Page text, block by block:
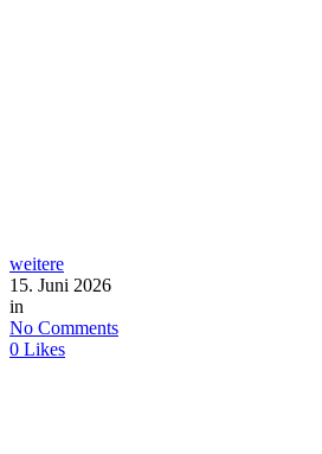
weitere
15. Juni 2026
in
No Comments
0 Likes